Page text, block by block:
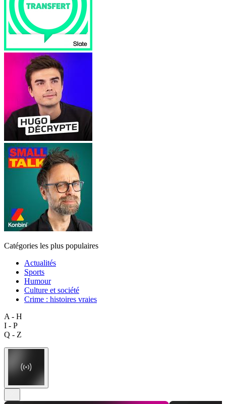
Catégories les plus populaires
Actualités
Sports
Humour
Culture et société
Crime : histoires vraies
A - H
I - P
Q - Z